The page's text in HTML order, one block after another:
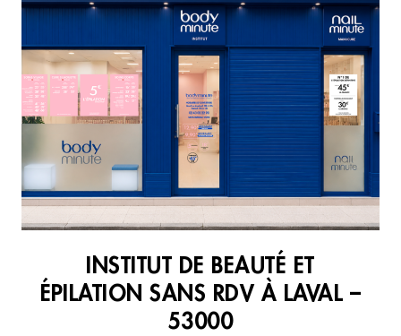
INSTITUT DE BEAUTÉ ET
ÉPILATION SANS RDV À LAVAL –
53000